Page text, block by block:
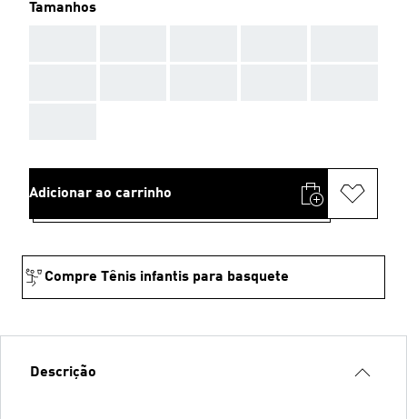
Tamanhos
Adicionar ao carrinho
Compre Tênis infantis para basquete
Descrição